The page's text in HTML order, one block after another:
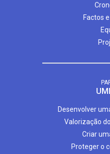
Factos
Desenvolver
Valorização
Criar
Proteger o